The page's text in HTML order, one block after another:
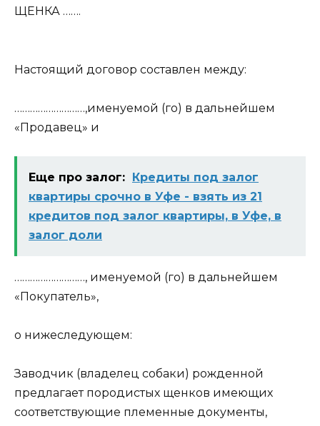
ЩЕНКА …….
Настоящий договор составлен между:
………………………,именуемой (го) в дальнейшем
«Продавец» и
Еще про залог: Кредиты под залог
квартиры срочно в Уфе - взять из 21
кредитов под залог квартиры, в Уфе, в
залог доли
………………………, именуемой (го) в дальнейшем
«Покупатель»,
о нижеследующем:
Заводчик (владелец собаки) рожденной
предлагает породистых щенков имеющих
соответствующие племенные документы,